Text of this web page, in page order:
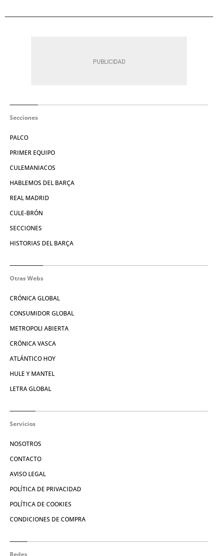
Secciones
PALCO
PRIMER EQUIPO
CULEMANIACOS
HABLEMOS DEL BARÇA
REAL MADRID
CULE-BRÓN
SECCIONES
HISTORIAS DEL BARÇA
Otras Webs
CRÓNICA GLOBAL
CONSUMIDOR GLOBAL
METROPOLI ABIERTA
CRÓNICA VASCA
ATLÁNTICO HOY
HULE Y MANTEL
LETRA GLOBAL
Servicios
NOSOTROS
CONTACTO
AVISO LEGAL
POLÍTICA DE PRIVACIDAD
POLÍTICA DE COOKIES
CONDICIONES DE COMPRA
Redes